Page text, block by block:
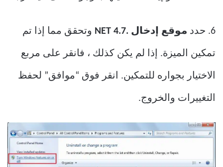
6. حدد موقع إدخال .NET 4.7 وتحقق مما إذا تم
تمكين الميزة. إذا لم يكن كذلك ، فانقر على مربع
الاختيار بجواره للتمكين. انقر فوق “موافق” لحفظ
التغييرات والخروج.